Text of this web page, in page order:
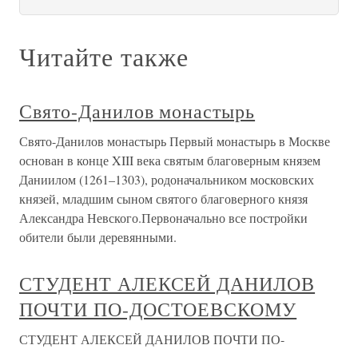
Читайте также
Свято-Данилов монастырь
Свято-Данилов монастырь Первый монастырь в Москве
основан в конце XIII века святым благоверным князем
Даниилом (1261–1303), родоначальником московских
князей, младшим сыном святого благоверного князя
Александра Невского.Первоначально все постройки
обители были деревянными.
СТУДЕНТ АЛЕКСЕЙ ДАНИЛОВ
ПОЧТИ ПО-ДОСТОЕВСКОМУ
СТУДЕНТ АЛЕКСЕЙ ДАНИЛОВ ПОЧТИ ПО-